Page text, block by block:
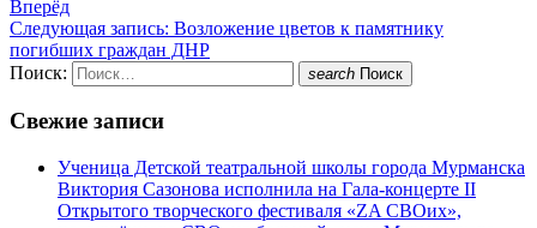
Вперёд
Следующая запись: Возложение цветов к памятнику
погибших граждан ДНР
Поиск:
search Поиск
Свежие записи
Ученица Детской театральной школы города Мурманска
Виктория Сазонова исполнила на Гала-концерте II
Открытого творческого фестиваля «ZA СВОих»,